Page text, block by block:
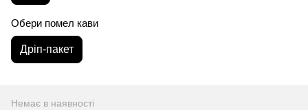
Обери помел кави
Дріп-пакет
Немає в наявності